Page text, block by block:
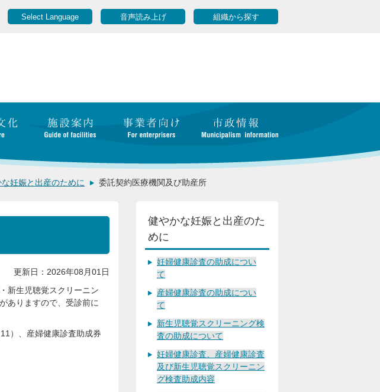
Select Language 音声読み上げ 組織から探す
妊娠と出産のために 委託契約医療機関及び助産所
更新日：2026年08月01日
新生児聴覚スクリーニン
ありますので、受診前に
）、産婦健康診査助成券
健やかな妊娠と出産のた
めに
妊婦健康診査の助成につい
て
産婦健康診査の助成につい
て
新生児聴覚スクリーニング検
査の助成について
妊婦健康診査、産婦健康診査
及び新生児聴覚スクリーニン
グ検査助成内容